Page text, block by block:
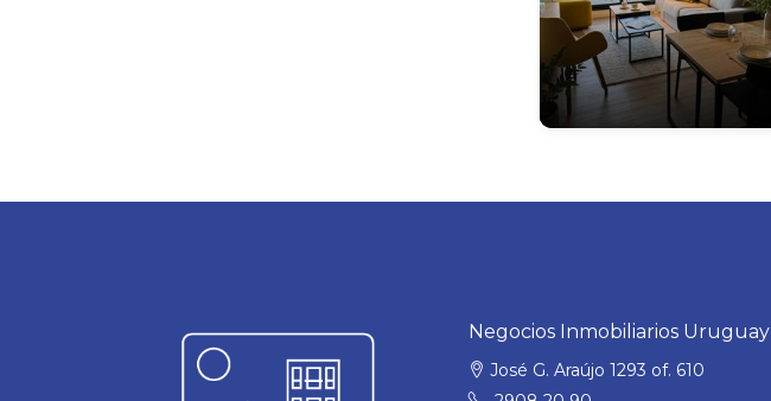
Negocios Inmobiliarios Uruguay
José G. Araújo 1293 of. 610